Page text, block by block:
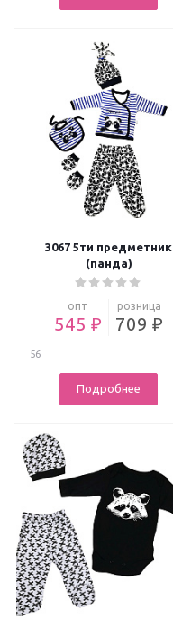
3067 5ти предметник
(панда)
опт
545 ₽
розница
709 ₽
56
Подробнее